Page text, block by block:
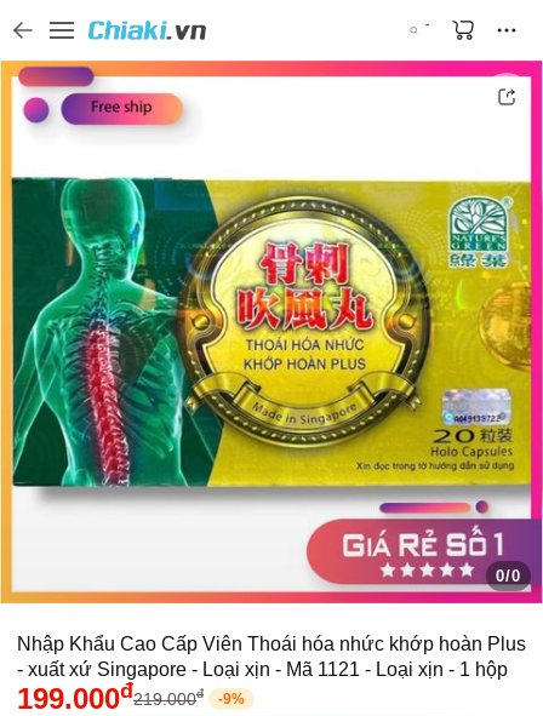
0/0
Nhập Khẩu Cao Cấp Viên Thoái hóa nhức khớp hoàn Plus
- xuất xứ Singapore - Loại xịn - Mã 1121 - Loại xịn - 1 hộp
199.000đ219.000đ -9%